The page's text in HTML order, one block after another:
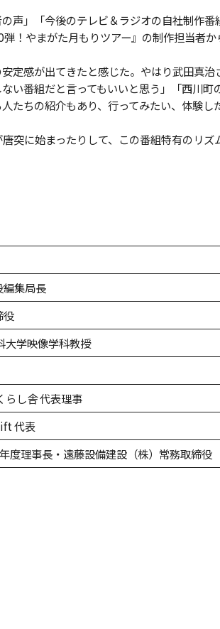
声」「今後のテレビ＆ラジオの自社制作
！やまがた月もりツアー』の制作担当者
定感が出てきたと感じた。やはり武田真
い番組だと言ってもいいと思う」「西川町
ちの紹介もあり、行ってみたい、体験し
突に始まったりして、この番組特有のリ
集局長
役
大学映像学科教授
らし舎 代表理事
代表
度理事長・遠藤設備建設（株）常務取締役